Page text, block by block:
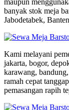
banyak stok meja
Jabodetabek,
Kami melayani
jakarta, bogor,
karawang,
ramah cepat
pemasangan rapih